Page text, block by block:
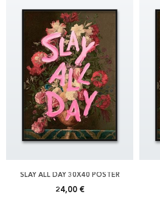
SLAY ALL DAY 30X40 POSTER
24,00 €